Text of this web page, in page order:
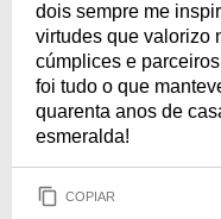
dois sempre me
virtudes que valorizo
cúmplices e
foi tudo o que
quarenta anos de
esmeralda!
COPIAR